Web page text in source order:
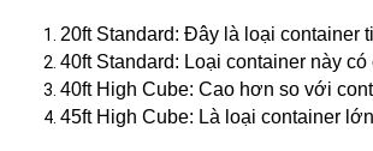
20ft Standard: Đây là loại container
40ft Standard: Loại container này
40ft High Cube: Cao hơn so với
45ft High Cube: Là loại container